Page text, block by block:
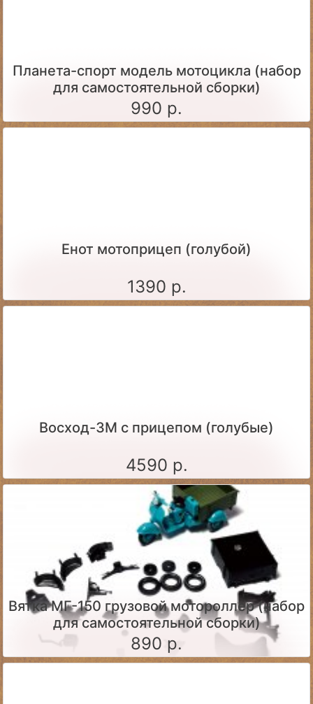
Планета-спорт модель мотоцикла (набор
для самостоятельной сборки)
990 р.
Енот мотоприцеп (голубой)
1390 р.
Восход-3М с прицепом (голубые)
4590 р.
Вятка МГ-150 грузовой мотороллер (набор
для самостоятельной сборки)
890 р.